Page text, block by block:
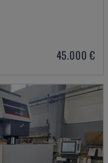
45.000 €